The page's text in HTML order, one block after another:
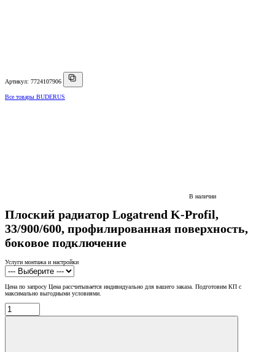
Артикул: 7724107906
Все товары BUDERUS
В наличии
Плоский радиатор Logatrend K-Profil,
33/900/600, профилированная поверхность,
боковое подключение
Услуги монтажа и настройки
Цена по запросу Цена рассчитывается индивидуально для вашего заказа. Подготовим КП с
максимально выгодными условиями.